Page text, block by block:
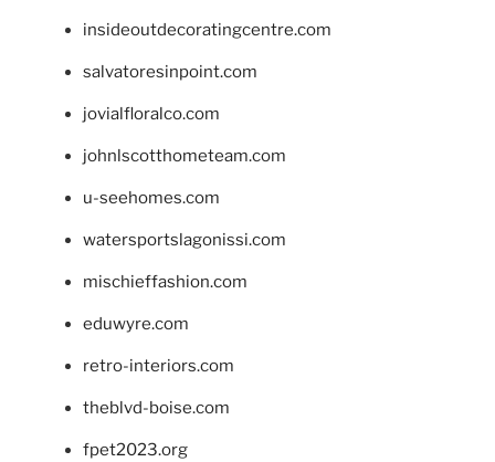
insideoutdecoratingcentre.com
salvatoresinpoint.com
jovialfloralco.com
johnlscotthometeam.com
u-seehomes.com
watersportslagonissi.com
mischieffashion.com
eduwyre.com
retro-interiors.com
theblvd-boise.com
fpet2023.org